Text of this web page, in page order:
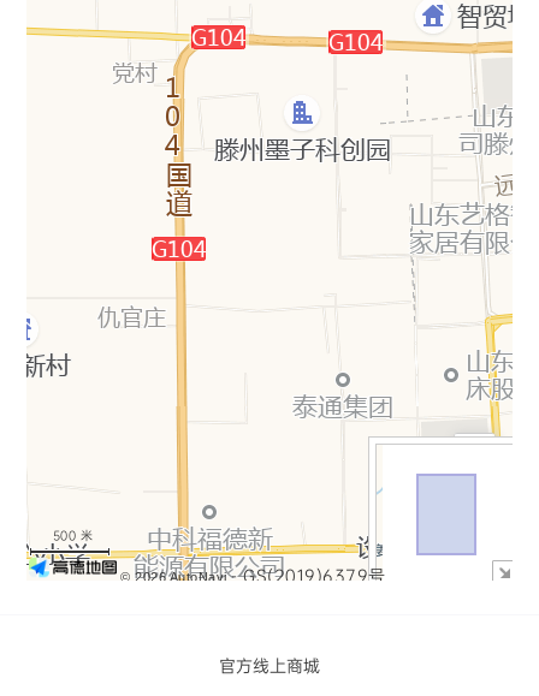
500 米
© 2026 AutoNavi- GS(2019)6379号
官方线上商城